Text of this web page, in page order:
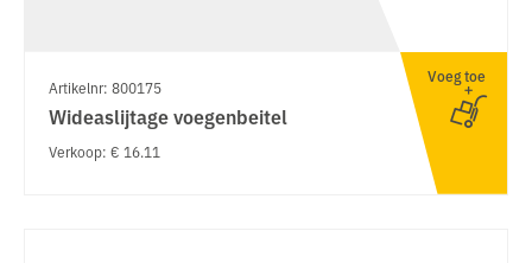
Artikelnr: 800175
Wideaslijtage voegenbeitel
Verkoop: € 16.11
Voeg toe